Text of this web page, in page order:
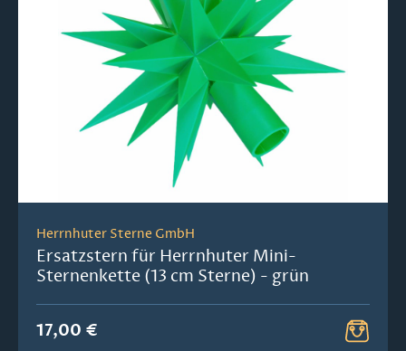
Herrnhuter Sterne GmbH
Ersatzstern für Herrnhuter Mini-
Sternenkette (13 cm Sterne) - grün
17,00 €